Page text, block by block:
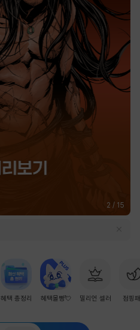
2 / 15
혜택 총정리 혜택몰빵💘 밀리언 셀러 점핑